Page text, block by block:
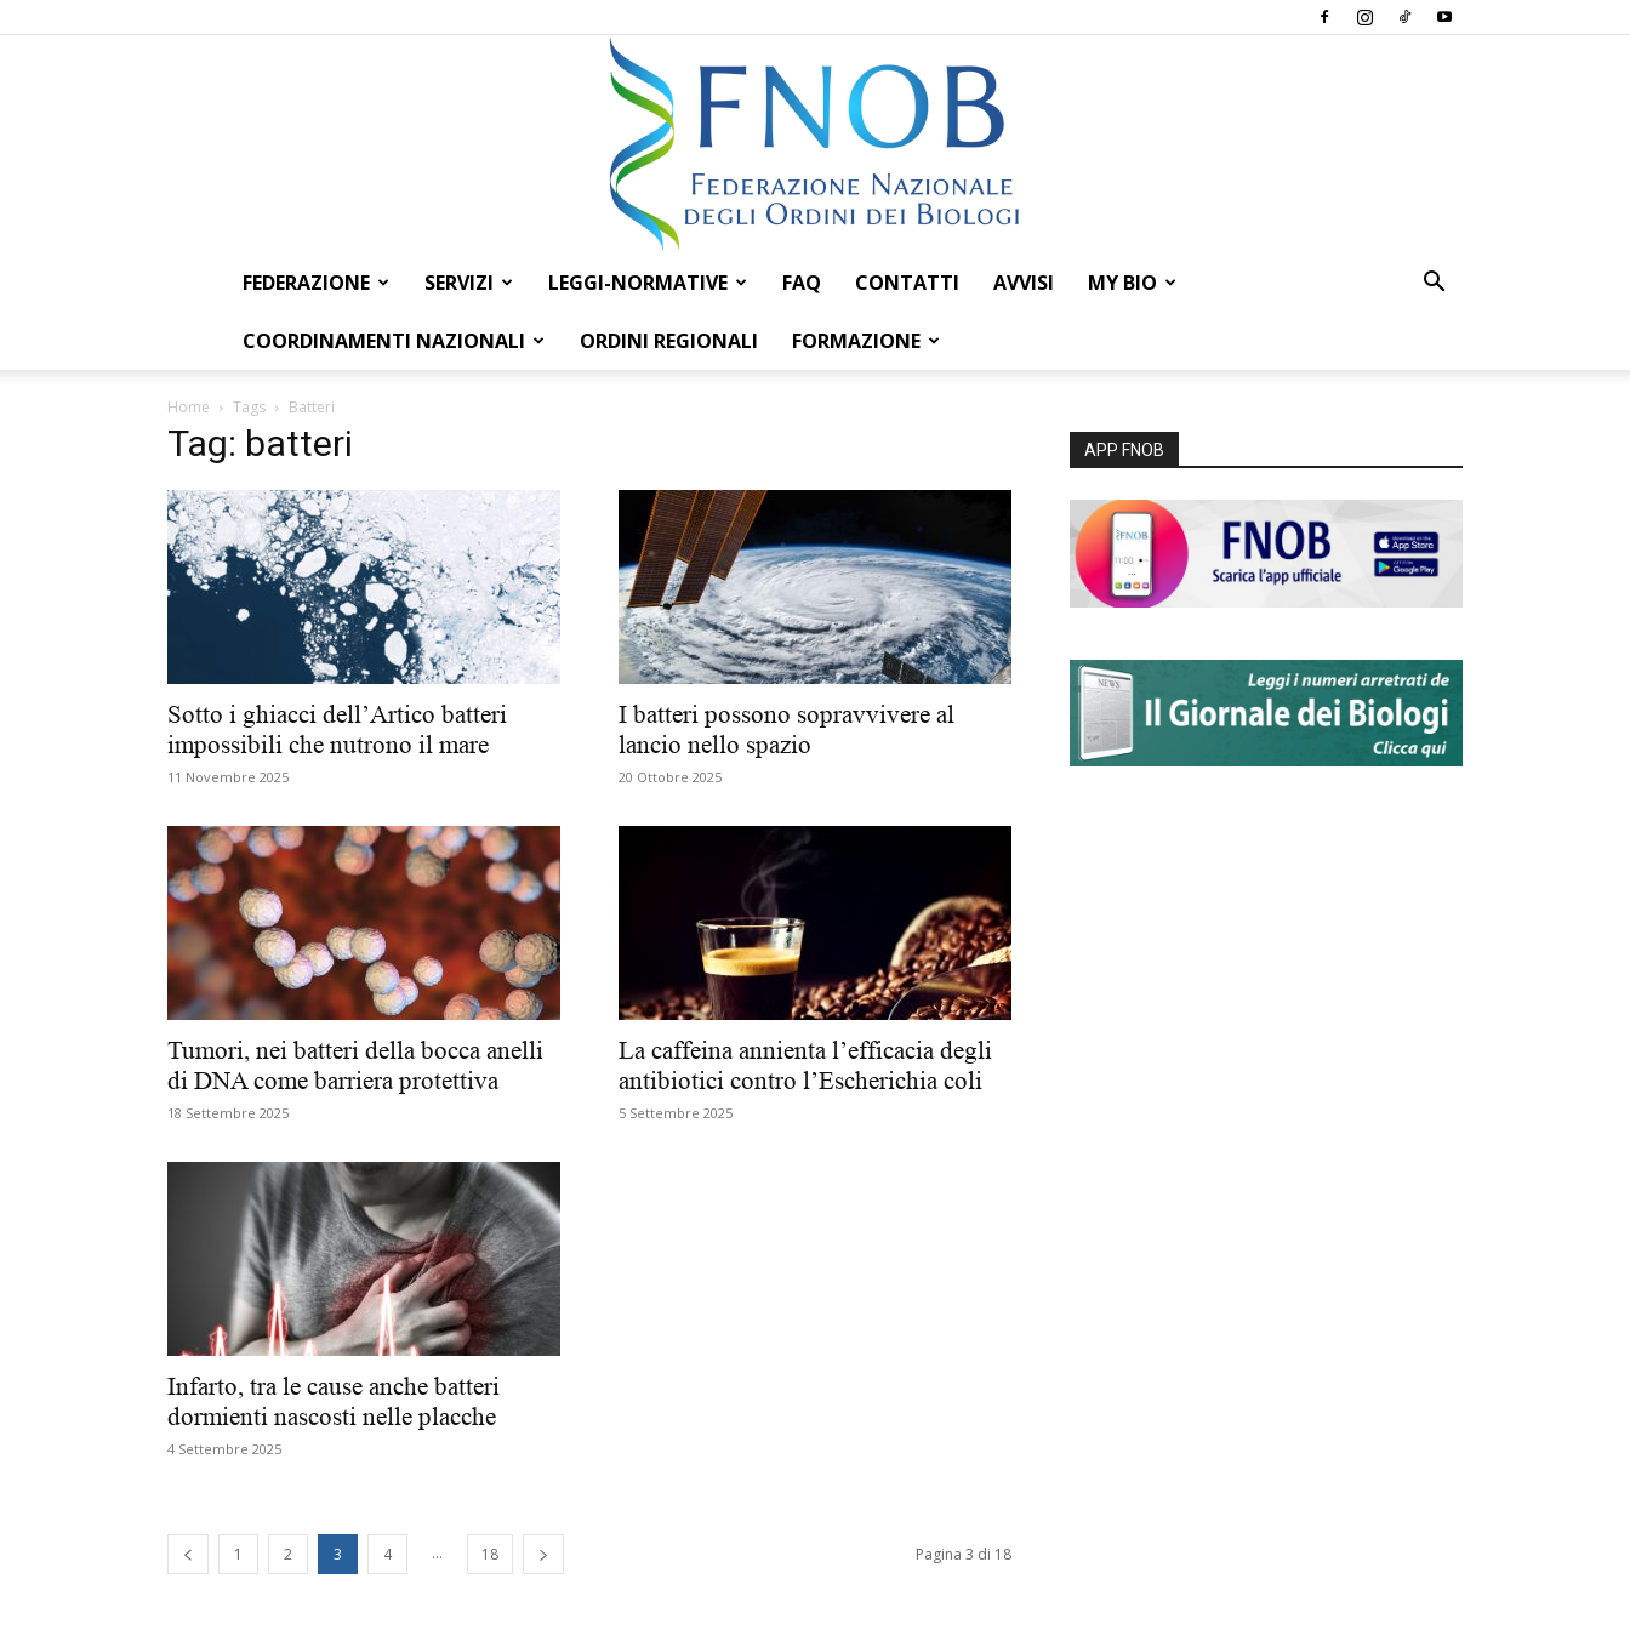
Federazione
Nazionale
degli
FEDERAZIONE SERVIZI LEGGI-NORMATIVE FAQ CONTATTI AVVISI MY BIO
COORDINAMENTI NAZIONALI ORDINI REGIONALI FORMAZIONE
Home Tags Batteri
Tag: batteri
Sotto i ghiacci dell’Artico batteri
impossibili che nutrono il mare
11 Novembre 2025
I batteri possono sopravvivere al
lancio nello spazio
20 Ottobre 2025
Tumori, nei batteri della bocca anelli
di DNA come barriera protettiva
18 Settembre 2025
La caffeina annienta l’efficacia degli
antibiotici contro l’Escherichia coli
5 Settembre 2025
Infarto, tra le cause anche batteri
dormienti nascosti nelle placche
4 Settembre 2025
1 2 3 4 ... 18 Pagina 3 di 18
APP FNOB